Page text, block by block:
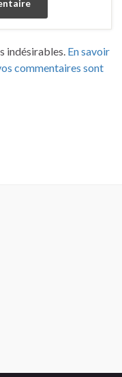
indésirables. En savoir
commentaires sont